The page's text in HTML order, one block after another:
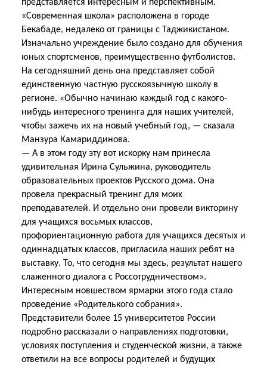
представляется интересным и перспективным.
«Современная школа» расположена в городе
Бекабаде, недалеко от границы с Таджикистаном.
Изначально учреждение было создано для обучения
юных спортсменов, преимущественно футболистов.
На сегодняшний день она представляет собой
единственную частную русскоязычную школу в
регионе. «Обычно начинаю каждый год с какого-
нибудь интересного тренинга для наших учителей,
чтобы зажечь их на новый учебный год, — сказала
Манзура Камариддинова.
— А в этом году эту вот искорку нам принесла
удивительная Ирина Сульжина, руководитель
образовательных проектов Русского дома. Она
провела прекрасный тренинг для моих
преподавателей. И отдельно они провели викторину
для учащихся восьмых классов,
профориентационную работа для учащихся десятых и
одиннадцатых классов, пригласила наших ребят на
выставку. То, что сегодня мы здесь, результат нашего
слаженного диалога с Россотрудничеством».
Интересным новшеством ярмарки этого года стало
проведение «Родителького собрания».
Представители более 15 университетов России
подробно рассказали о направлениях подготовки,
условиях поступления и студенческой жизни, а также
ответили на все вопросы родителей и будущих